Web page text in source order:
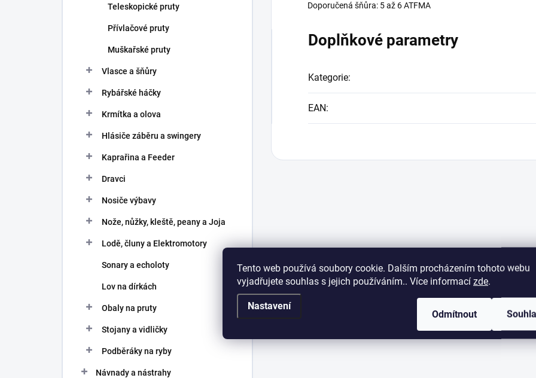
Tento web používá soubory cookie. Dalším procházením tohoto webu
vyjadřujete souhlas s jejich používáním.. Více informací zde.
Nastavení
Odmítnout
Teleskopické pruty
Přívlačové pruty
Muškařské pruty
Vlasce a šňůry
Rybářské háčky
Krmítka a olova
Hlásiče záběru a swingery
Kaprařina a Feeder
Dravci
Nosiče výbavy
Nože, nůžky, kleště, peany a Joja
Lodě, čluny a Elektromotory
Sonary a echoloty
Lov na dírkách
Obaly na pruty
Stojany a vidličky
Podběráky na ryby
Návnady a nástrahy
Doporučená šňůra: 5 až 6 ATFMA
Doplňkové parametry
Kategorie:
EAN: